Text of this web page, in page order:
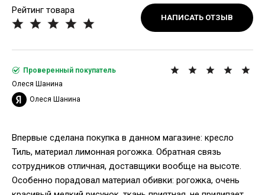
Рейтинг товара
НАПИСАТЬ ОТЗЫВ
Впервые сделана покупка в данном магазине: кресло
Тиль, материал лимонная рогожка. Обратная связь
сотрудников отличная, доставщики вообще на высоте.
Особенно порадовал материал обивки: рогожка, очень
Проверенный покупатель
Олеся Шанина
Олеся Шанина